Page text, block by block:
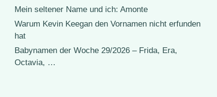
Mein seltener Name und ich: Amonte
Warum Kevin Keegan den Vornamen nicht erfunden
hat
Babynamen der Woche 29/2026 – Frida, Era,
Octavia, …